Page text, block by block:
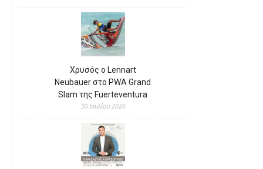
Χρυσός ο Lennart
Neubauer στο PWA Grand
Slam της Fuerteventura
30 Ιουλίου 2026